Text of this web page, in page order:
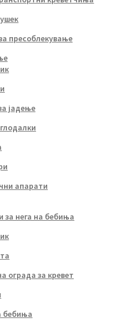
пресоблекување
јадење
апарати
за нега на бебиња
ограда за кревет
бебиња